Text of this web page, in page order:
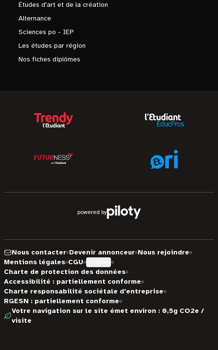
Études d'art et de la création
Alternance
Sciences po - IEP
Les études par région
Nos fiches diplômes
powered by
Nous contacter Devenir annonceur Nous rejoindre
Mentions légales CGU
Charte de protection des données
Accessibilité : partiellement conforme
Charte responsabilité sociétale d'entreprise
RGESN : partiellement conforme
Votre navigation sur le site émet environ : 0,5g CO2e /
visite